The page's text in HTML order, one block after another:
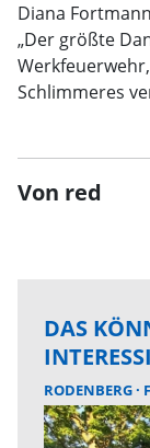
Diana
„Der größte
Schlimmeres
Von red
DAS
RODENBERG